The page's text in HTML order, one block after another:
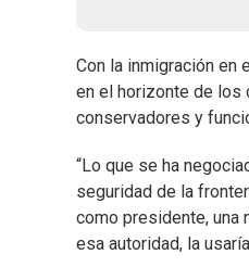
Con la inmigración en
en el horizonte de los
conservadores y
“Lo que se ha
seguridad de la
como presidente, una
esa autoridad, la